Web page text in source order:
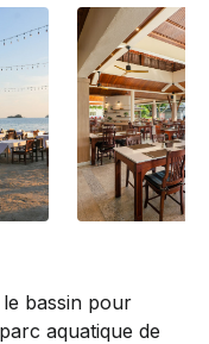
bassin pour
aquatique de